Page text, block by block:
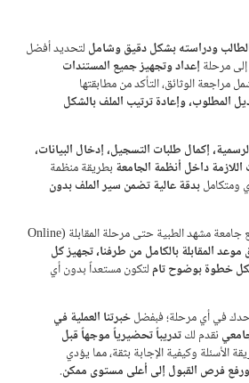
ودراسته بشكل دقيق وشامللتحديد أفضل
إلى مرحلة إعداد وتجهيز جميع المستندات
مراجعة الوثائق، التأكد من مطابقتها
المطلوب، وإعادة ترتيب الملف بالشكل
إكمال طلبات التسجيل، إدخال البيانات،
داخل أنظمة الجامعةبطريقة منظمة
ومتكاملبدقة عالية تضمن سير الملف بدون
ثم نتابع طلبك بشكل مباشر مع جامعة مشهد الطبية حتى مرحلة المقابلة (Online
موعد المقابلة بالكامل من طرفنا، تجهيز كل
بكل خطوة بوضوح تاملتكون مستعداً بدون أي
وحدك في أي مرحلة؛ فبفضلخبرتنا العملية في
نقدم لكتدريباً تحضيرياً موجهاً قبل
الأسئلة وكيفية الإجابة بثقة، مما يؤدي
ورفع فرص القبول إلى أعلى مستوى ممكن.